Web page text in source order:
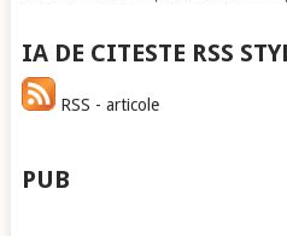
IA DE CITESTE RSS
RSS - articole
PUB